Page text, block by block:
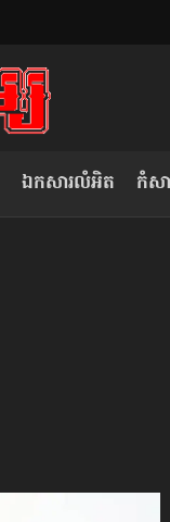
ឯកសារលំអិត កំសា